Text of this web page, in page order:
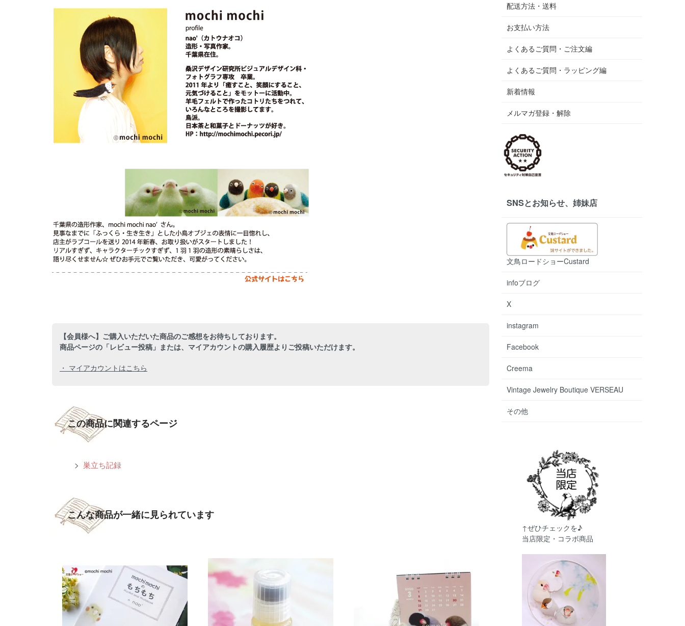
【会員様へ】ご購入いただいた商品のご感想をお待ちしております。
商品ページの「レビュー投稿」または、マイアカウントの購入履歴よりご投稿いただけます。
・ マイアカウントはこちら
この商品に関連するページ
> 巣立ち記録
こんな商品が一緒に見られています
配送方法・送料
お支払い方法
よくあるご質問・ご注文編
よくあるご質問・ラッピング編
新着情報
メルマガ登録・解除
SNSとお知らせ、姉妹店
文鳥ロードショーCustard
infoブログ
X
instagram
Facebook
Creema
Vintage Jewelry Boutique VERSEAU
その他
↑ぜひチェックを♪
当店限定・コラボ商品